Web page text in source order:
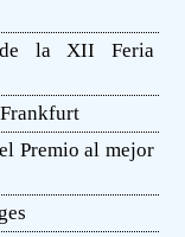
la XII Feria
Premio al mejor